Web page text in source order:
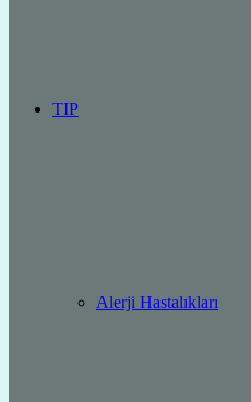
TIP
Alerji Hastalıkları